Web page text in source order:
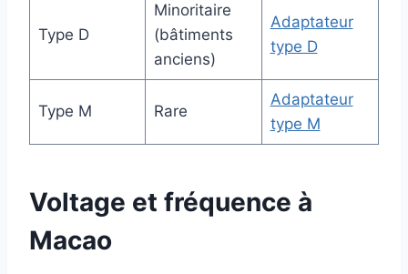
Type D
Minoritaire
(bâtiments
anciens)
Adaptateur
type D
Type M Rare
Adaptateur
type M
Voltage et fréquence à
Macao